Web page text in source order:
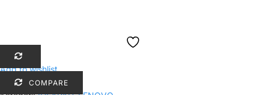
Add to wishlist
COMPARE